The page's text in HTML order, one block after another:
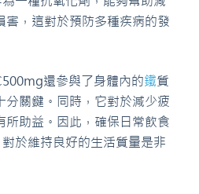
害，這對於預防多種疾病的發
還參與了身體內的鐵質
分關鍵。同時，它對於減少疲
所助益。因此，確保日常飲食
於維持良好的生活質量是非